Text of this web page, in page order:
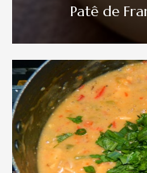
Patê de